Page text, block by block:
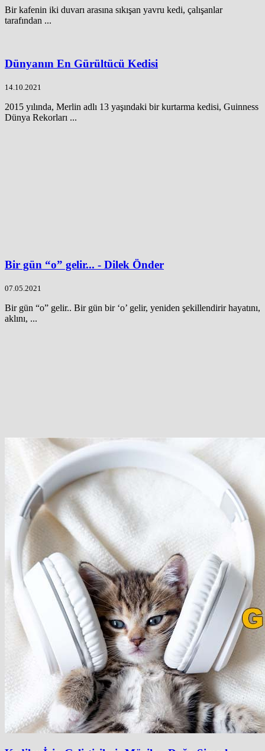
Bir kafenin iki duvarı arasına sıkışan yavru kedi, çalışanlar
tarafından ...
Dünyanın En Gürültücü Kedisi
14.10.2021
2015 yılında, Merlin adlı 13 yaşındaki bir kurtarma kedisi, Guinness
Dünya Rekorları ...
Bir gün “o” gelir... - Dilek Önder
07.05.2021
Bir gün “o” gelir.. Bir gün bir ‘o’ gelir, yeniden şekillendirir hayatını,
aklını, ...